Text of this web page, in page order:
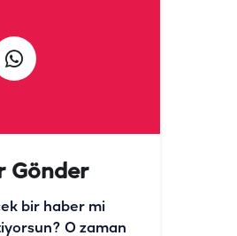
Gönder
bir haber mi
O zaman